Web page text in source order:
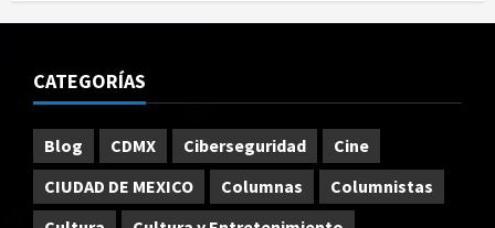
CATEGORÍAS
Blog CDMX Ciberseguridad
Cine
CIUDAD DE MEXICO
Columnas
Columnistas